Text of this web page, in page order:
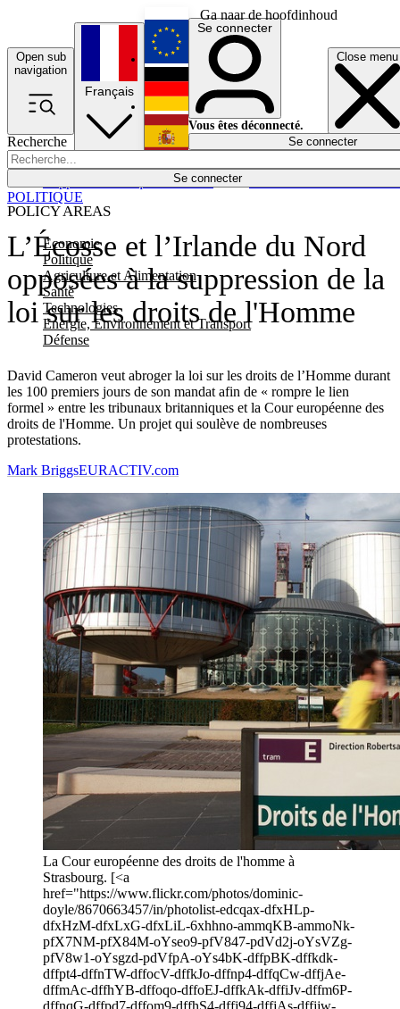
Ga naar de hoofdinhoud
Open sub
navigation
Close menu
Recherche
Se connecter
POLICY AREAS
Economie
Politique
Agriculture et Alimentation
Santé
Technologies
Energie, Environnement et Transport
Défense
Économie
Français
English
Deutsch
Español
Se connecter
Vous êtes déconnecté.
Se connecter
L’Écosse et l’Irlande du Nord
opposées à la suppression de la
loi sur les droits de l'Homme
David Cameron veut abroger la loi sur les droits de l’Homme durant
les 100 premiers jours de son mandat afin de « rompre le lien
formel » entre les tribunaux britanniques et la Cour européenne des
droits de l'Homme. Un projet qui soulève de nombreuses
protestations.
POLITIQUE
Mark BriggsEURACTIV.com
La Cour européenne des droits de l'homme à
Strasbourg. [<a
href="https://www.flickr.com/photos/dominic-
doyle/8670663457/in/photolist-edcqax-dfxHLp-
dfxHzM-dfxLxG-dfxLiL-6xhhno-ammqKB-ammoNk-
pfX7NM-pfX84M-oYseo9-pfV847-pdVd2j-oYsVZg-
pfV8w1-oYsgzd-pdVfpA-oYs4bK-dffpBK-dffkdk-
dffpt4-dffnTW-dffocV-dffkJo-dffnp4-dffqCw-dffjAe-
dffmAc-dffhYB-dffoqo-dffoEJ-dffkAk-dffiJv-dffm6P-